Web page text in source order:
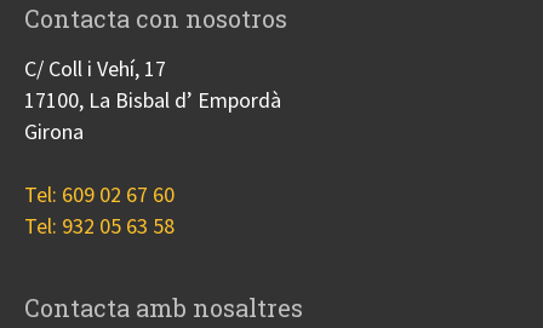
Contacta con nosotros
C/ Coll i Vehí, 17
17100, La Bisbal d’ Empordà
Girona
Tel: 609 02 67 60
Tel: 932 05 63 58
Contacta amb nosaltres